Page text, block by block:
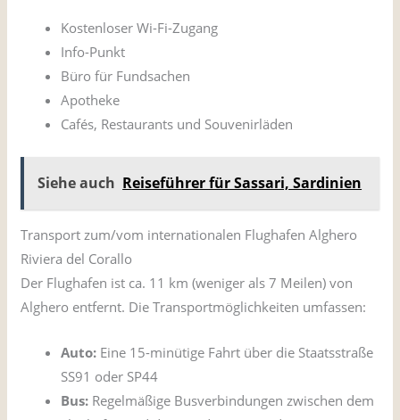
Kostenloser Wi-Fi-Zugang
Info-Punkt
Büro für Fundsachen
Apotheke
Cafés, Restaurants und Souvenirläden
Siehe auch Reiseführer für Sassari, Sardinien
Transport zum/vom internationalen Flughafen Alghero
Riviera del Corallo
Der Flughafen ist ca. 11 km (weniger als 7 Meilen) von
Alghero entfernt. Die Transportmöglichkeiten umfassen:
Auto: Eine 15-minütige Fahrt über die Staatsstraße
SS91 oder SP44
Bus: Regelmäßige Busverbindungen zwischen dem